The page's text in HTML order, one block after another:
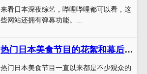
来看日本深夜综艺，哔哩哔哩都可以看，这
些网站还拥有弹幕功能。...
热门日本美食节目的花絮和幕后故事：看这里
热门日本美食节目一直以来都是不少观众的